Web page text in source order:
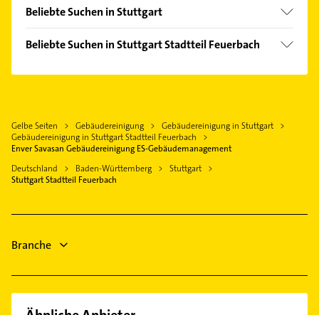
Degerloch
Heumaden
Hofen
Neugereut
Nord
Ost
Süd
Steinhaldenfeld
Vaihingen
Wangen
Korntal-Münchingen
Ditzingen
Asperg
Remseck am Neckar
Markgröningen
Leonberg Württemberg
Beliebte Suchen in Stuttgart
Kammerjäger
Kanalreinigung
Logopädie
Gasinstallateur
Zahnarzt
Beliebte Suchen in Stuttgart Stadtteil Feuerbach
Klempner
Sanitärinstallation
Zahnarzt
Bauunternehmen
Physikalische Therapie
Gelbe Seiten Gebäudereinigung
Gebäudereinigung in Stuttgart
Gebäudereinigung in Stuttgart Stadtteil Feuerbach
Enver Savasan Gebäudereinigung ES-Gebäudemanagement
Deutschland
Baden-Württemberg
Stuttgart
Stuttgart Stadtteil Feuerbach
Branche